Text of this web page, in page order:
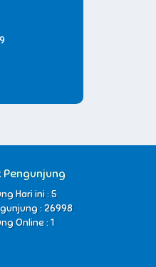
Hari ini : 5
: 26998
Online : 1